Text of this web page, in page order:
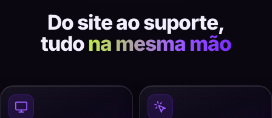
Do site ao suporte,
tudona mesma mão